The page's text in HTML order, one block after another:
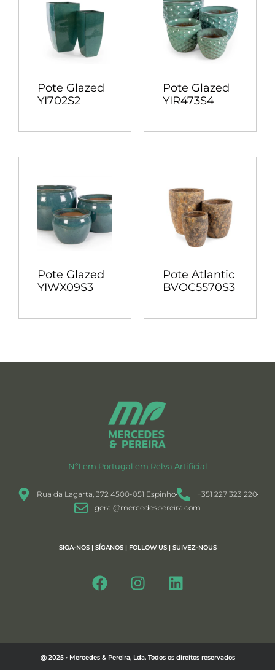
Pote Glazed
YI702S2
Pote Glazed
YIR473S4
Pote Glazed
YIWX09S3
Pote Atlantic
BVOC5570S3
Nº1 em Portugal em Relva Artificial
Rua da Lagarta, 372 4500-051 Espinho
+351 227 323 220
geral@mercedespereira.com
SIGA-NOS | SÍGANOS | FOLLOW US | SUIVEZ-NOUS
@ 2025 • Mercedes & Pereira, Lda. Todos os direitos reservados